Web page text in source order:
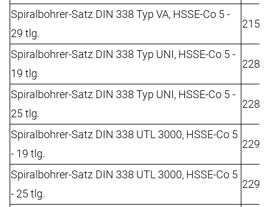
Spiralbohrer-Satz DIN 338 Typ VA, HSSE-Co 5 -
29 tlg.
Spiralbohrer-Satz DIN 338 Typ UNI, HSSE-Co 5 -
19 tlg.
Spiralbohrer-Satz DIN 338 Typ UNI, HSSE-Co 5 -
25 tlg.
Spiralbohrer-Satz DIN 338 UTL 3000, HSSE-Co 5
- 19 tlg.
Spiralbohrer-Satz DIN 338 UTL 3000, HSSE-Co 5
- 25 tlg.